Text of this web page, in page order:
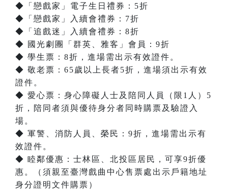
◆「戀戲家」電子生日禮券：5折
◆「戀戲家」入續會禮券：7折
◆「追戲迷」入續會禮券：8折
◆ 國光劇團「群英、雅客」會員：9折
◆ 學生票：8折，進場需出示有效證件。
◆ 敬老票：65歲以上長者5折，進場須出示有效
證件。
◆ 愛心票：身心障礙人士及陪同人員（限1人）5
折，陪同者須與優待身分者同時購票及驗證入
場。
◆ 軍警、消防人員、榮民：9折，進場需出示有
效證件。
◆ 睦鄰優惠：士林區、北投區居民，可享9折優
惠。（須親至臺灣戲曲中心售票處出示戶籍地址
身分證明文件購票）